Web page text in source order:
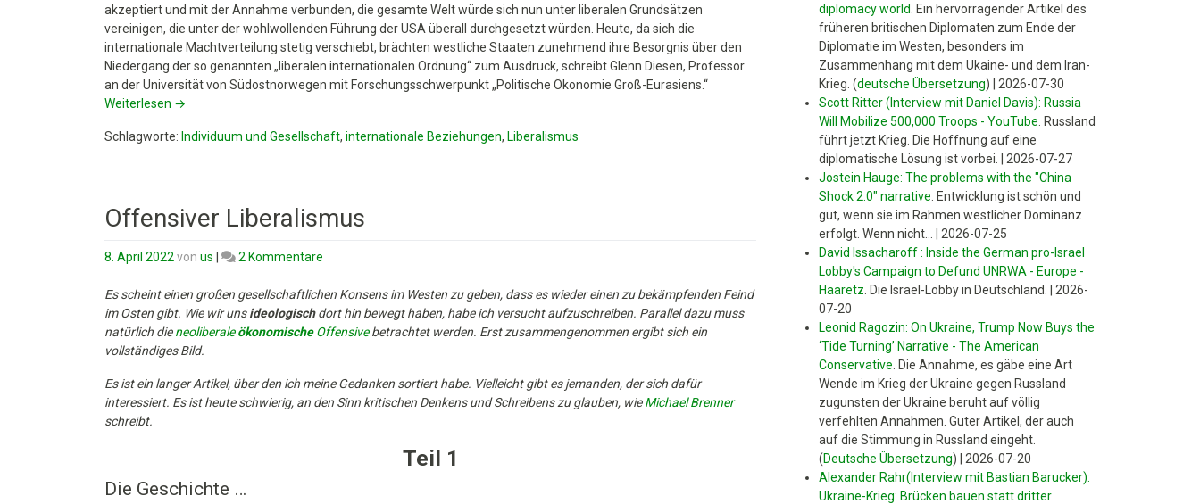
akzeptiert und mit der Annahme verbunden, die gesamte Welt würde sich nun unter liberalen Grundsätzen
vereinigen, die unter der wohlwollenden Führung der USA überall durchgesetzt würden. Heute, da sich die
internationale Machtverteilung stetig verschiebt, brächten westliche Staaten zunehmend ihre Besorgnis über den
Niedergang der so genannten „liberalen internationalen Ordnung“ zum Ausdruck, schreibt Glenn Diesen, Professor
an der Universität von Südostnorwegen mit Forschungsschwerpunkt „Politische Ökonomie Groß-Eurasiens.“
Weiterlesen →
Schlagworte: Individuum und Gesellschaft, internationale Beziehungen, Liberalismus
Offensiver Liberalismus
8. April 2022von us 2 Kommentare
Liberalismus
Es scheint einen großen gesellschaftlichen Konsens im Westen zu geben, dass es wieder einen zu bekämpfenden Feind
im Osten gibt. Wie wir unsideologischdort hin bewegt haben, habe ich versucht aufzuschreiben. Parallel dazu muss
natürlich dieneoliberaleökonomischeOffensivebetrachtet werden. Erst zusammengenommen ergibt sich ein
vollständiges Bild.
Es ist ein langer Artikel, über den ich meine Gedanken sortiert habe. Vielleicht gibt es jemanden, der sich dafür
interessiert. Es ist heute schwierig, an den Sinn kritischen Denkens und Schreibens zu glauben, wieMichael Brenner
schreibt.
Teil 1
Die Geschichte …
diplomacy world
Ein hervorragender Artikel des
früheren britischen Diplomaten zum Ende der
Diplomatie im Westen, besonders im
Zusammenhang mit dem Ukaine- und dem Iran-
Krieg. (deutsche Übersetzung)
2026-07-30
Scott Ritter (Interview mit Daniel Davis): Russia
Will Mobilize 500,000 Troops - YouTube Russland
führt jetzt Krieg. Die Hoffnung auf eine
diplomatische Lösung ist vorbei.
2026-07-27
Jostein Hauge: The problems with the "China
Shock 2.0" narrative Entwicklung ist schön und
gut, wenn sie im Rahmen westlicher Dominanz
erfolgt. Wenn nicht...
2026-07-25
David Issacharoff : Inside the German pro-Israel
Lobby's Campaign to Defund UNRWA - Europe -
Haaretz Die Israel-Lobby in Deutschland.
2026-
07-20
Leonid Ragozin: On Ukraine, Trump Now Buys the
‘Tide Turning’ Narrative - The American
Conservative Die Annahme, es gäbe eine Art
Wende im Krieg der Ukraine gegen Russland
zugunsten der Ukraine beruht auf völlig
verfehlten Annahmen. Guter Artikel, der auch
auf die Stimmung in Russland eingeht.
(Deutsche Übersetzung)
2026-07-20
Alexander Rahr(Interview mit Bastian Barucker):
Ukraine-Krieg: Brücken bauen statt dritter